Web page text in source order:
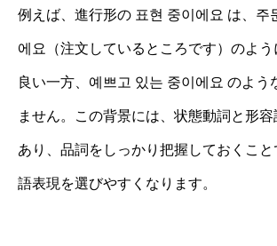
例えば、進行形の 표현 중이에요 は、주
에요（注文しているところです）のよ
良い一方、예쁘고 있는 중이에요 のよう
ません。この背景には、状態動詞と形
あり、品詞をしっかり把握しておくこ
語表現を選びやすくなります。